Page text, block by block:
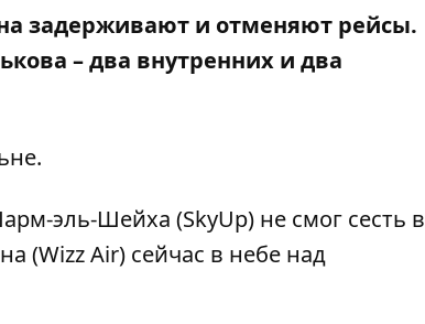
задерживают и отменяют рейсы.
– два внутренних и два
.
эль-Шейха (SkyUp) не смог сесть в
(Wizz Air) сейчас в небе над